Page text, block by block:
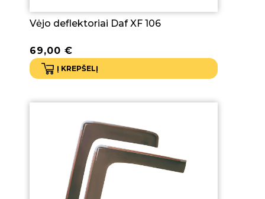
Vėjo deflektoriai Daf XF 106
69,00 €
Į KREPŠELĮ